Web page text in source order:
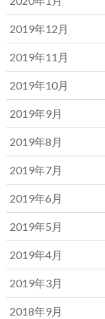
2019年12月
2019年11月
2019年10月
2019年9月
2019年8月
2019年7月
2019年6月
2019年5月
2019年4月
2019年3月
2018年9月